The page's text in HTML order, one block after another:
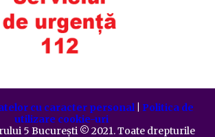
cu caracter personal| Politica de
utilizare cookie-uri
5 București ©️ 2021. Toate drepturile